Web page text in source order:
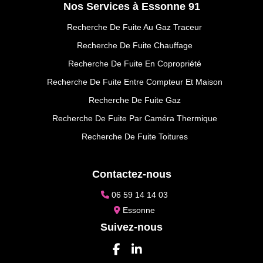
Nos Services à Essonne 91
Recherche De Fuite Au Gaz Traceur
Recherche De Fuite Chauffage
Recherche De Fuite En Copropriété
Recherche De Fuite Entre Compteur Et Maison
Recherche De Fuite Gaz
Recherche De Fuite Par Caméra Thermique
Recherche De Fuite Toitures
Contactez-nous
06 59 14 14 03
Essonne
Suivez-nous